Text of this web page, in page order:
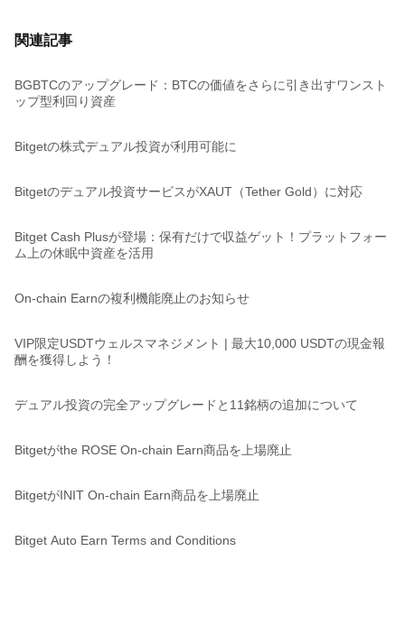
関連記事
BGBTCのアップグレード：BTCの価値をさらに引き出すワンスト
ップ型利回り資産
Bitgetの株式デュアル投資が利用可能に
Bitgetのデュアル投資サービスがXAUT（Tether Gold）に対応
Bitget Cash Plusが登場：保有だけで収益ゲット！プラットフォー
ム上の休眠中資産を活用
On-chain Earnの複利機能廃止のお知らせ
VIP限定USDTウェルスマネジメント | 最大10,000 USDTの現金報
酬を獲得しよう！
デュアル投資の完全アップグレードと11銘柄の追加について
Bitgetがthe ROSE On-chain Earn商品を上場廃止
BitgetがINIT On-chain Earn商品を上場廃止
Bitget Auto Earn Terms and Conditions